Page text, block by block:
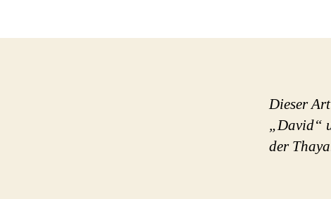
Dieser
„David“
der